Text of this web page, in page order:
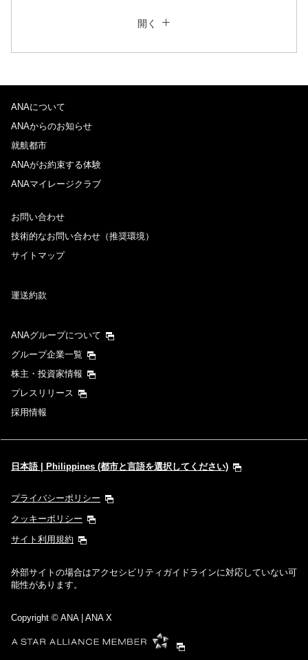
運賃タイプ指定なし
往路出発日および時間帯
時間帯指定なし
経由地および乗り継ぎ所要時間を追加する
時間帯指定なし
経由地および乗り継ぎ所要時間を追加する
プロモーションコードについて
前後3日の運賃を検索
・表示金額は選択いただいた条件でのもっともおトクな運賃となりま
す。
・「＊」は現在金額が確認できない都市・日付となります。空席照会結
果画面にて最新の情報をご確認ください。
・表示金額には、運賃、燃油特別付加運賃、
開く
ANAについて
ANAからのお知らせ
就航都市
ANAがお約束する体験
ANAマイレージクラブ
お問い合わせ
技術的なお問い合わせ（推奨環境）
サイトマップ
運送約款
ANAグループについて
グループ企業一覧
株主・投資家情報
プレスリリース
採用情報
日本語 | Philippines (都市と言語を選択してください)
プライバシーポリシー
クッキーポリシー
サイト利用規約
外部サイトの場合はアクセシビリティガイドラインに対応していない可
能性があります。
Copyright © ANA | ANA X